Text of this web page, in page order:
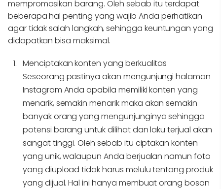
mempromosikan barang. Oleh sebab itu terdapat
beberapa hal penting yang wajib Anda perhatikan
agar tidak salah langkah, sehingga keuntungan yang
didapatkan bisa maksimal.
Menciptakan konten yang berkualitas
Seseorang pastinya akan mengunjungi halaman
Instagram Anda apabila memiliki konten yang
menarik, semakin menarik maka akan semakin
banyak orang yang mengunjunginya sehingga
potensi barang untuk dilihat dan laku terjual akan
sangat tinggi. Oleh sebab itu ciptakan konten
yang unik, walaupun Anda berjualan namun foto
yang diupload tidak harus melulu tentang produk
yang dijual. Hal ini hanya membuat orang bosan